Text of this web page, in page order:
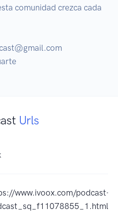
comunidad crezca cada
Urls
www.ivoox.com/podcast-